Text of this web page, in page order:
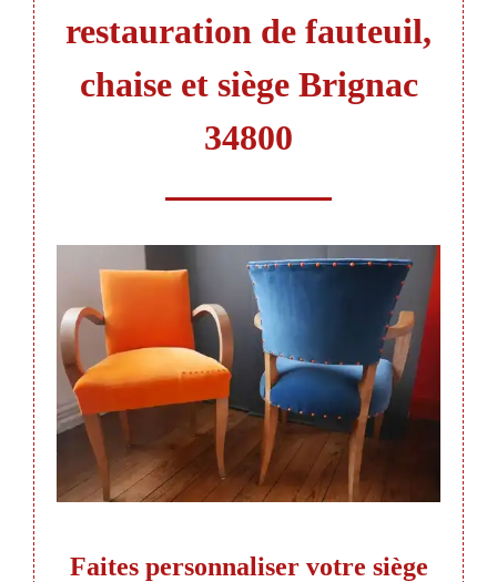
restauration de fauteuil,
chaise et siège Brignac
34800
Faites personnaliser votre siège